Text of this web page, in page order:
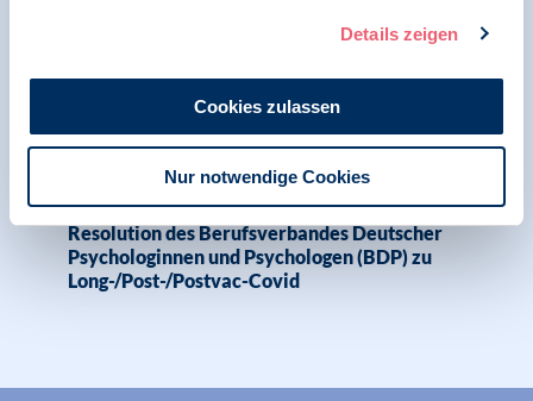
Details zeigen
Cookies zulassen
Nur notwendige Cookies
07.11.2023
Resolution | COVID-19
Resolution des Berufsverbandes Deutscher
Psychologinnen und Psychologen (BDP) zu
Long-/Post-/Postvac-Covid